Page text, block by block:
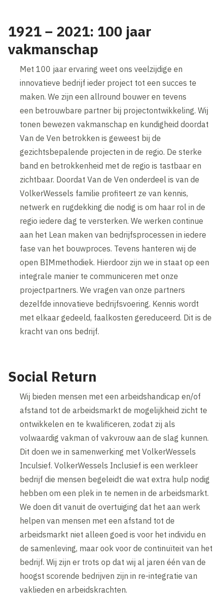
1921 – 2021: 100 jaar
vakmanschap
Met 100 jaar ervaring weet ons veelzijdige en
innovatieve bedrijf ieder project tot een succes te
maken. We zijn een allround bouwer en tevens
een betrouwbare partner bij projectontwikkeling. Wij
tonen bewezen vakmanschap en kundigheid doordat
Van de Ven betrokken is geweest bij de
gezichtsbepalende projecten in de regio. De sterke
band en betrokkenheid met de regio is tastbaar en
zichtbaar. Doordat Van de Ven onderdeel is van de
VolkerWessels familie profiteert ze van kennis,
netwerk en rugdekking die nodig is om haar rol in de
regio iedere dag te versterken. We werken continue
aan het Lean maken van bedrijfsprocessen in iedere
fase van het bouwproces. Tevens hanteren wij de
open BIMmethodiek. Hierdoor zijn we in staat op een
integrale manier te communiceren met onze
projectpartners. We vragen van onze partners
dezelfde innovatieve bedrijfsvoering. Kennis wordt
met elkaar gedeeld, faalkosten gereduceerd. Dit is de
kracht van ons bedrijf.
Social Return
Wij bieden mensen met een arbeidshandicap en/of
afstand tot de arbeidsmarkt de mogelijkheid zicht te
ontwikkelen en te kwalificeren, zodat zij als
volwaardig vakman of vakvrouw aan de slag kunnen.
Dit doen we in samenwerking met VolkerWessels
Inculsief. VolkerWessels Inclusief is een werkleer
bedrijf die mensen begeleidt die wat extra hulp nodig
hebben om een plek in te nemen in de arbeidsmarkt.
We doen dit vanuit de overtuiging dat het aan werk
helpen van mensen met een afstand tot de
arbeidsmarkt niet alleen goed is voor het individu en
de samenleving, maar ook voor de continuïteit van het
bedrijf. Wij zijn er trots op dat wij al jaren één van de
hoogst scorende bedrijven zijn in re-integratie van
vaklieden en arbeidskrachten.